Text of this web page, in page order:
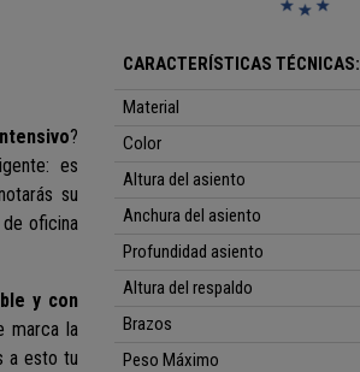
?
es
su
oficina
y con
marca la
a esto tu
CARACTERÍSTICAS TÉCNICAS:
Material
Color
Altura del asiento
Anchura del asiento
Profundidad asiento
Altura del respaldo
Brazos
Peso Máximo